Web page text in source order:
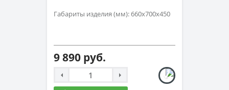
Габариты изделия (мм): 660х700х450
9 890 руб.